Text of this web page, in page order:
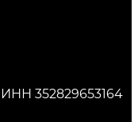
352829653164